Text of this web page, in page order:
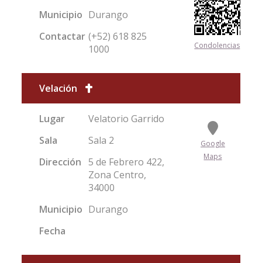
Municipio Durango
Contactar (+52) 618 825
1000
Condolencias
Velación
Lugar
Velatorio Garrido
Sala
Sala 2
Dirección 5 de Febrero 422,
Zona Centro,
34000
Municipio Durango
Fecha
Google
Maps